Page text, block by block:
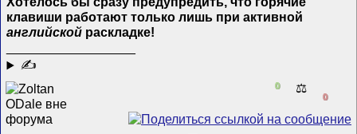
клавиши работают только лишь при активной
английской раскладке!
✍
0 ⚖️
0